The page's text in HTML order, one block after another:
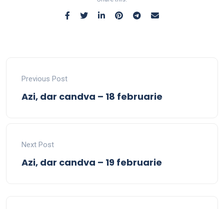
Previous Post
Azi, dar candva – 18 februarie
Next Post
Azi, dar candva – 19 februarie